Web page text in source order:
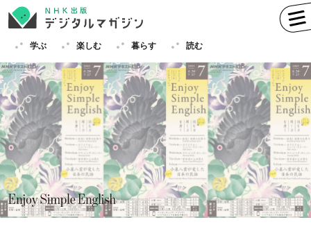
学ぶ 楽しむ 暮らす 読む
学ぶ 英語 フランス語
ドイツ語 イタリア語
スペイン語 ロシア語